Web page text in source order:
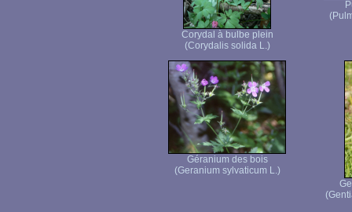
Corydal à bulbe plein
(Corydalis solida L.)
Géranium des bois
(Geranium sylvaticum L.)